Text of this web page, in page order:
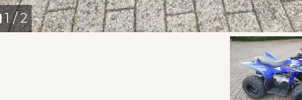
1 / 2